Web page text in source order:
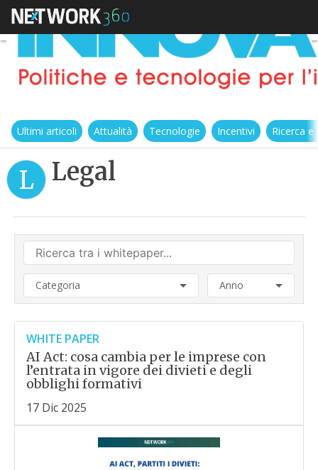
Ultimi articoli Attualità Tecnologie Incentivi Ricerca
L Legal
Categoria Anno
WHITE PAPER
AI Act: cosa cambia per le imprese con
l’entrata in vigore dei divieti e degli
obblighi formativi
17 Dic 2025